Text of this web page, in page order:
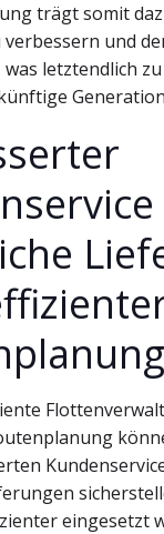
trägt somit
und
letztendlich
eingesetzt